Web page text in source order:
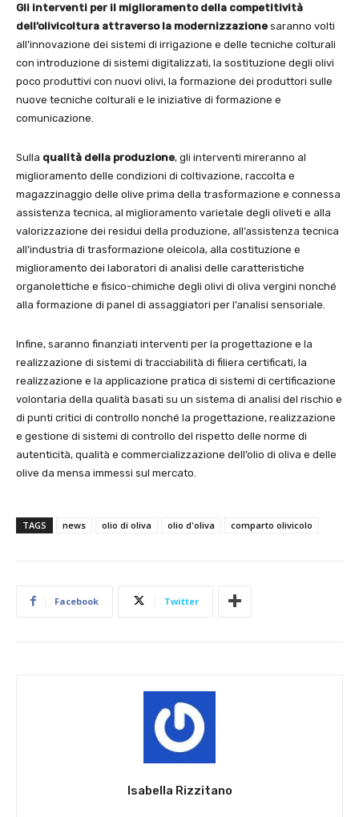
Gli interventi per il miglioramento della competitività
dell’olivicoltura attraverso la modernizzazione saranno volti
all’innovazione dei sistemi di irrigazione e delle tecniche colturali
con introduzione di sistemi digitalizzati, la sostituzione degli olivi
poco produttivi con nuovi olivi, la formazione dei produttori sulle
nuove tecniche colturali e le iniziative di formazione e
comunicazione.
Sulla qualità della produzione, gli interventi mireranno al
miglioramento delle condizioni di coltivazione, raccolta e
magazzinaggio delle olive prima della trasformazione e connessa
assistenza tecnica, al miglioramento varietale degli oliveti e alla
valorizzazione dei residui della produzione, all’assistenza tecnica
all’industria di trasformazione oleicola, alla costituzione e
miglioramento dei laboratori di analisi delle caratteristiche
organolettiche e fisico-chimiche degli olivi di oliva vergini nonché
alla formazione di panel di assaggiatori per l’analisi sensoriale.
Infine, saranno finanziati interventi per la progettazione e la
realizzazione di sistemi di tracciabilità di filiera certificati, la
realizzazione e la applicazione pratica di sistemi di certificazione
volontaria della qualità basati su un sistema di analisi del rischio e
di punti critici di controllo nonché la progettazione, realizzazione
e gestione di sistemi di controllo del rispetto delle norme di
autenticità, qualità e commercializzazione dell’olio di oliva e delle
olive da mensa immessi sul mercato.​​
TAGS news olio di oliva olio d'oliva comparto olivicolo
Facebook Twitter
Isabella Rizzitano